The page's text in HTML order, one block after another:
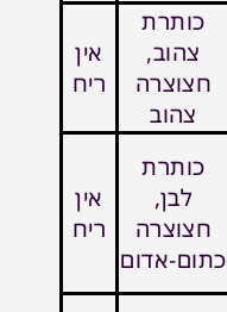
כותרת
צהוב,
חצוצרה
צהוב
אין
ריח
כותרת
לבן,
חצוצרה
כתום-אדום
אין
ריח